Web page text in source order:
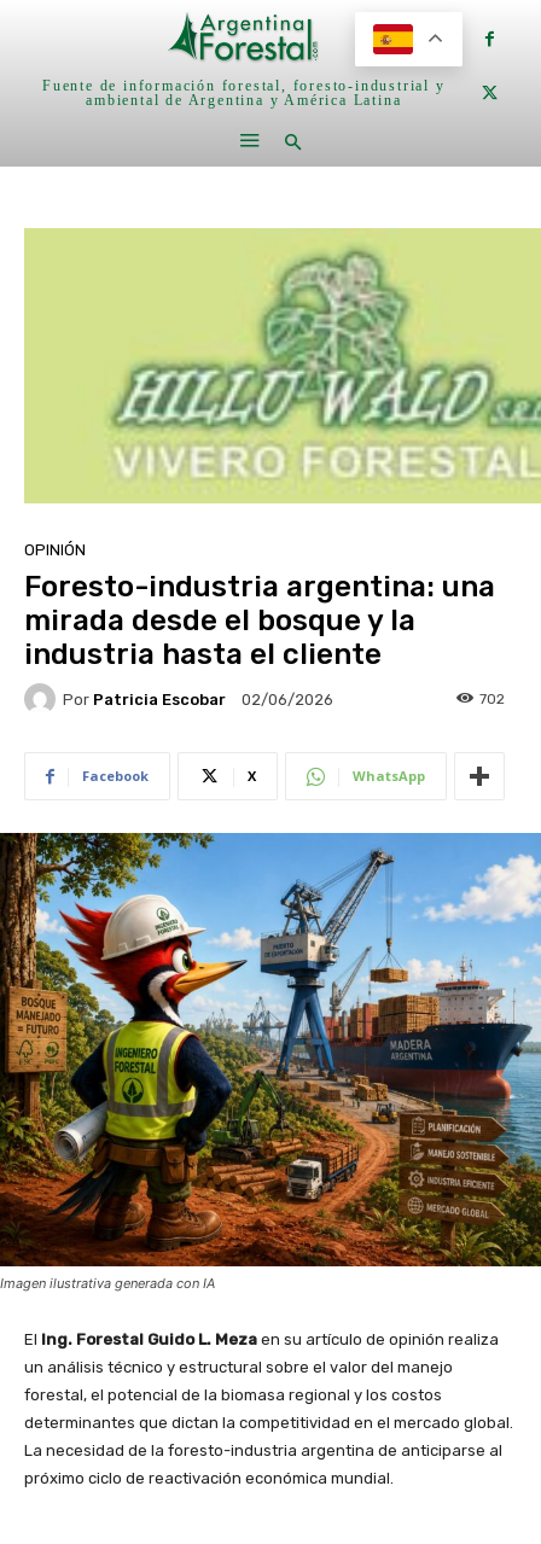
Fuente de información forestal, foresto-industrial y
ambiental de Argentina y América Latina
OPINIÓN
Foresto-industria argentina: una
mirada desde el bosque y la
industria hasta el cliente
Por Patricia Escobar 02/06/2026 702
Facebook X WhatsApp
Imagen ilustrativa generada con IA
El Ing. Forestal Guido L. Meza en su artículo de opinión realiza
un análisis técnico y estructural sobre el valor del manejo
forestal, el potencial de la biomasa regional y los costos
determinantes que dictan la competitividad en el mercado global.
La necesidad de la foresto-industria argentina de anticiparse al
próximo ciclo de reactivación económica mundial.